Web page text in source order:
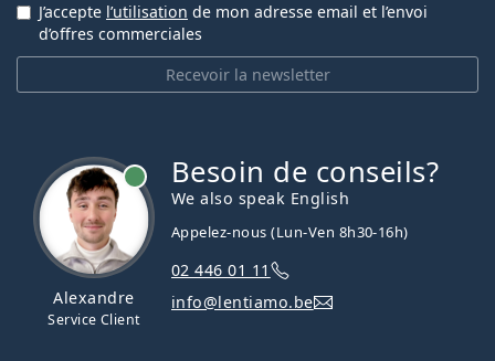
Recevoir la newsletter
J’accepte l’utilisation de mon adresse email et l’envoi
d’offres commerciales
Alexandre
Service Client
Besoin de conseils?
We also speak English
Appelez-nous (Lun-Ven 8h30-16h)
02 446 01 11
info@lentiamo.be